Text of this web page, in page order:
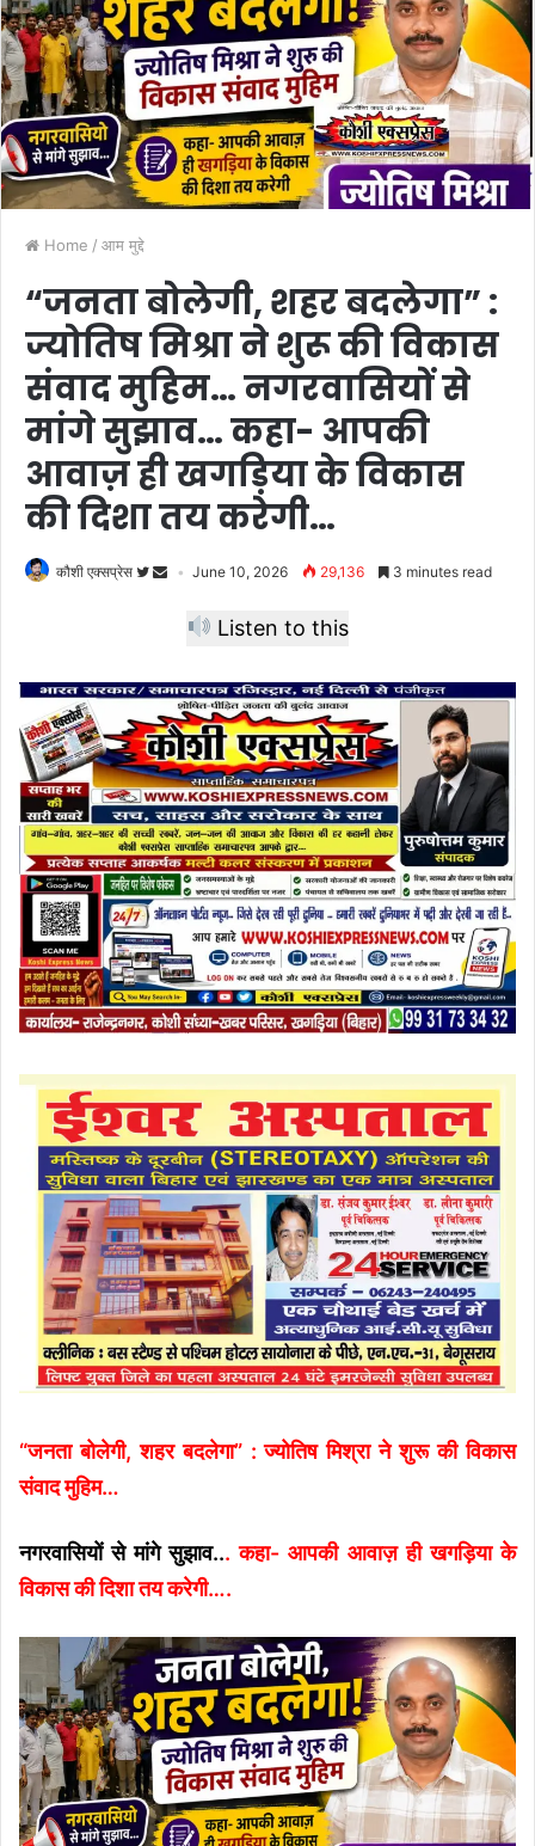
Home / आम मुद्दे
“जनता बोलेगी, शहर बदलेगा” :
ज्योतिष मिश्रा ने शुरू की विकास
संवाद मुहिम… नगरवासियों से
मांगे सुझाव… कहा- आपकी
आवाज़ ही खगड़िया के विकास
की दिशा तय करेगी…
कौशी एक्सप्रेस June 10, 2026 29,136 3 minutes read
Listen to this
“जनता बोलेगी, शहर बदलेगा” : ज्योतिष मिश्रा ने शुरू की विकास
संवाद मुहिम…
नगरवासियों से मांगे सुझाव... कहा- आपकी आवाज़ ही खगड़िया के
विकास की दिशा तय करेगी….